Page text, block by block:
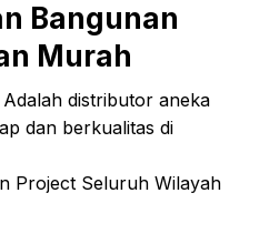
Bangunan
Murah
distributor aneka
dan berkualitas di
Project Seluruh Wilayah